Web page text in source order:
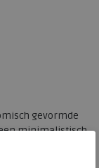
gevormde
minimalistisch
demping, je
Veel modellen